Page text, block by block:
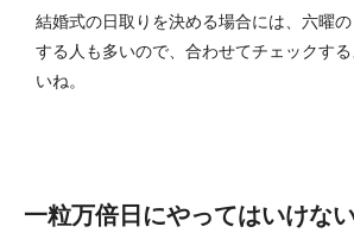
結婚式の日取りを決める場合には、六曜
する人も多いので、合わせてチェックす
いね。
一粒万倍日にやってはいけな